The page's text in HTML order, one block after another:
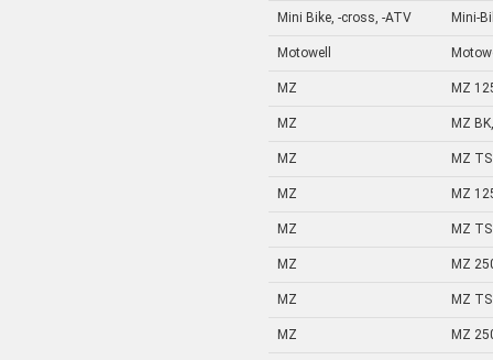
Mini Bike, -cross, -ATV Mini-
Motowell
MZ MZ
MZ MZ
MZ MZ
MZ MZ
MZ MZ
MZ MZ
MZ MZ
MZ MZ